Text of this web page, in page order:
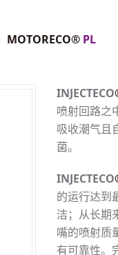
MOTORECO® PL
INJECTECO
喷射回路之
吸收潮气且
菌。
INJECTECO
的运行达到
洁；从长期
嘴的喷射质
有可靠性。